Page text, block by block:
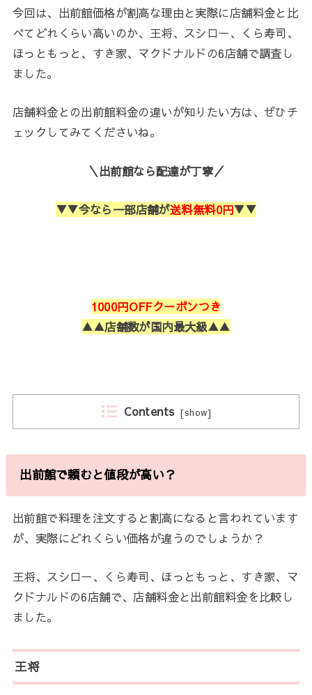
今回は、出前館価格が割高な理由と実際に店舗料金と比
べてどれくらい高いのか、王将、スシロー、くら寿司、
ほっともっと、すき家、マクドナルドの6店舗で調査し
ました。
店舗料金との出前館料金の違いが知りたい方は、ぜひチ
ェックしてみてくださいね。
＼出前館なら配達が丁寧／
▼▼今なら一部店舗が送料無料0円▼▼
1000円OFFクーポンつき
▲▲店舗数が国内最大級▲▲
Contents [show]
出前館で頼むと値段が高い？
出前館で料理を注文すると割高になると言われています
が、実際にどれくらい価格が違うのでしょうか？
王将、スシロー、くら寿司、ほっともっと、すき家、マ
クドナルドの6店舗で、店舗料金と出前館料金を比較し
ました。
王将